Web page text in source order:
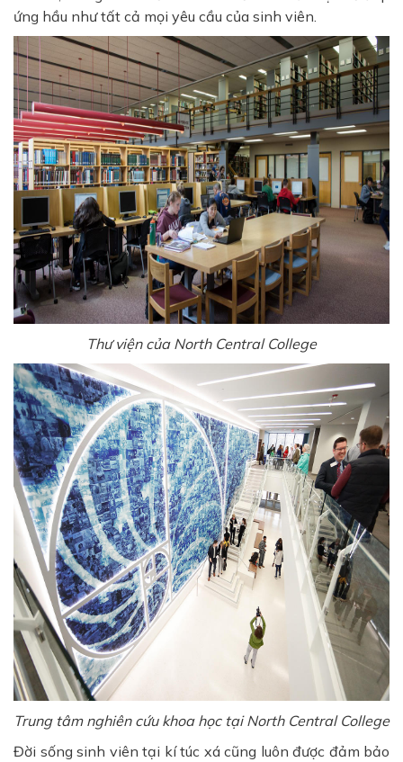
ứng hầu như tất cả mọi yêu cầu của sinh viên.
Thư viện của North Central College
Trung tâm nghiên cứu khoa học tại North Central College
Đời sống sinh viên tại kí túc xá cũng luôn được đảm bảo